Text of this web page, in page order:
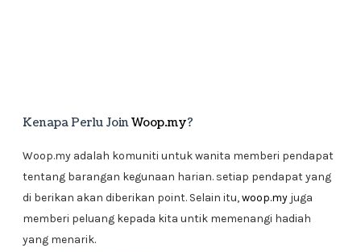
Kenapa Perlu JoinWoop.my?
Woop.my adalah komuniti untuk wanita memberi pendapat
tentang barangan kegunaan harian. setiap pendapat yang
di berikan akan diberikan point. Selain itu,woop.myjuga
memberi peluang kepada kita untik memenangi hadiah
yang menarik.